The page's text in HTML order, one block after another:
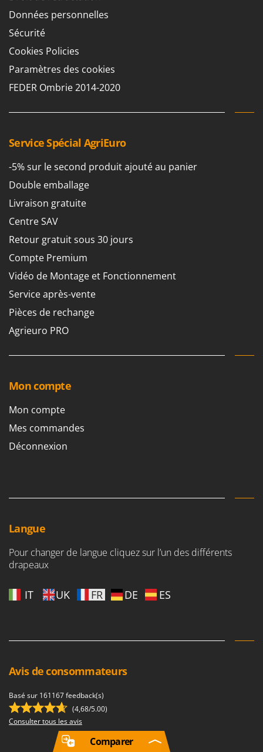
Données personnelles
Sécurité
Cookies Policies
Paramètres des cookies
FEDER Ombrie 2014-2020
Service Spécial AgriEuro
-5% sur le second produit ajouté au panier
Double emballage
Livraison gratuite
Centre SAV
Retour gratuit sous 30 jours
Compte Premium
Vidéo de Montage et Fonctionnement
Service après-vente
Pièces de rechange
Agrieuro PRO
Mon compte
Mon compte
Mes commandes
Déconnexion
Langue
Pour changer de langue cliquez sur l’un des différents
drapeaux
IT UK FR DE ES
Avis de consommateurs
Basé sur 161167 feedback(s)
(4,68/5.00)
Consulter tous les avis
Comparer